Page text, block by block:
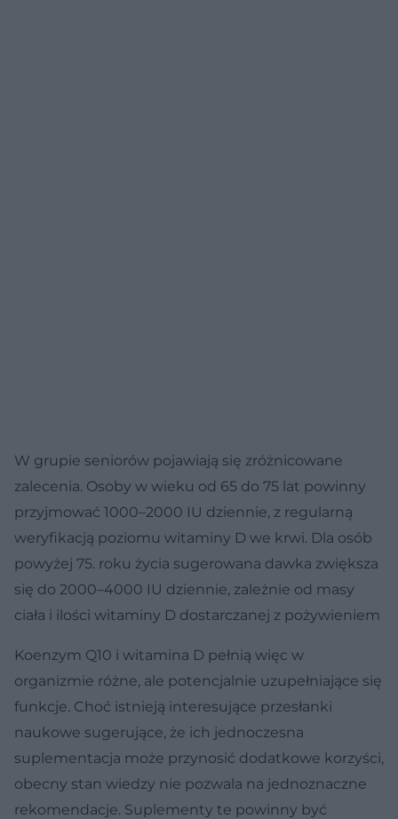
W grupie seniorów pojawiają się zróżnicowane
zalecenia. Osoby w wieku od 65 do 75 lat powinny
przyjmować 1000–2000 IU dziennie, z regularną
weryfikacją poziomu witaminy D we krwi. Dla osób
powyżej 75. roku życia sugerowana dawka zwiększa
się do 2000–4000 IU dziennie, zależnie od masy
ciała i ilości witaminy D dostarczanej z pożywieniem
Koenzym Q10 i witamina D pełnią więc w
organizmie różne, ale potencjalnie uzupełniające się
funkcje. Choć istnieją interesujące przesłanki
naukowe sugerujące, że ich jednoczesna
suplementacja może przynosić dodatkowe korzyści,
obecny stan wiedzy nie pozwala na jednoznaczne
rekomendacje. Suplementy te powinny być